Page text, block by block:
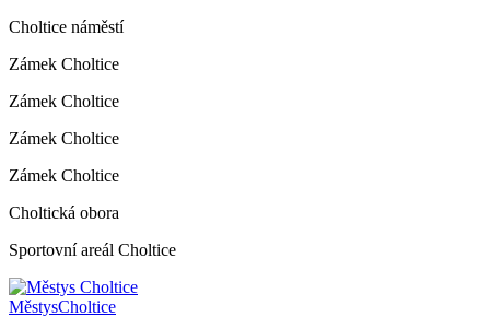
Choltice náměstí
Zámek Choltice
Zámek Choltice
Zámek Choltice
Zámek Choltice
Choltická obora
Sportovní areál Choltice
MěstysCholtice